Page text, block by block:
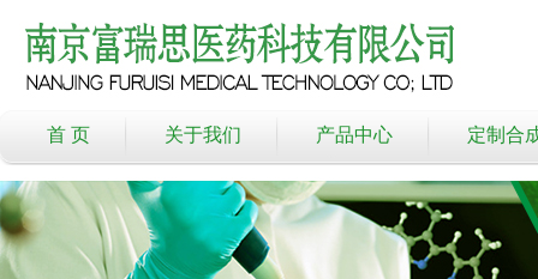
首 页 关于我们 产品中心 定制合